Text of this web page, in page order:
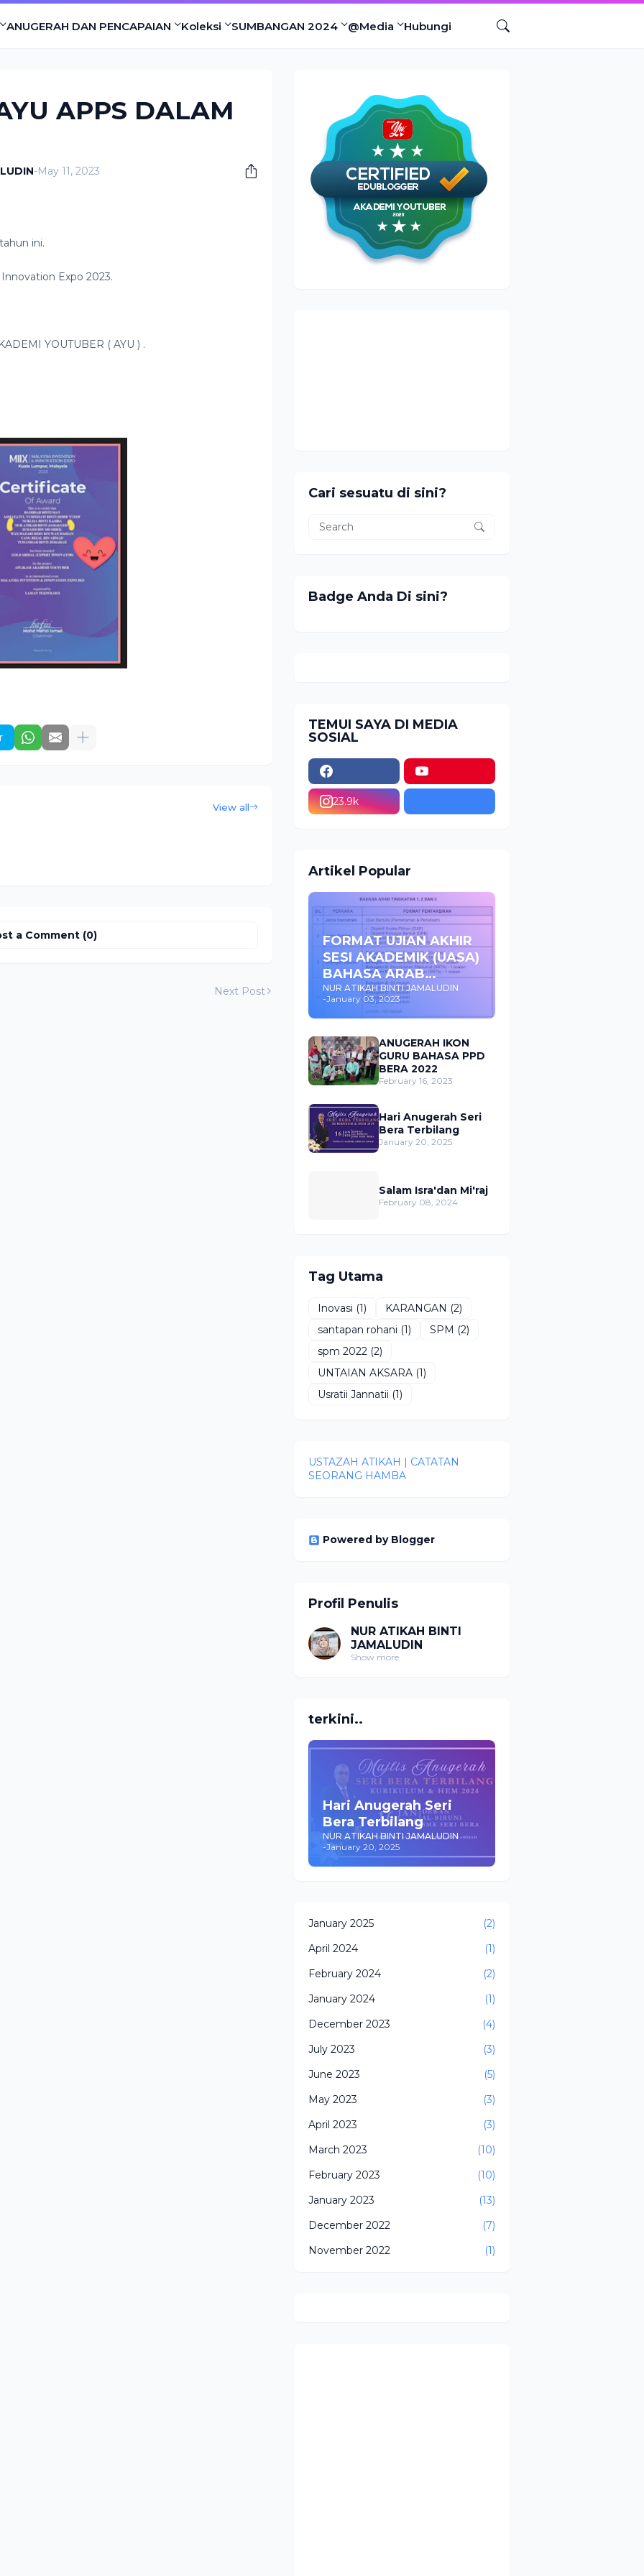
ANUGERAH DAN PENCAPAIAN Koleksi SUMBANGAN 2024 @Media Hubungi
APPS DALAM
-May 11, 2023
ini.
Expo 2023.
YOUTUBER ( AYU ) .
View all
a Comment (0)
Next Post
Cari sesuatu di sini?
Badge Anda Di sini?
TEMUI SAYA DI MEDIA
SOSIAL
23.9k
Artikel Popular
FORMAT UJIAN AKHIR
SESI AKADEMIK (UASA)
BAHASA ARAB
MENENGAH RENDAH
NUR ATIKAH BINTI JAMALUDIN
-January 03, 2023
ANUGERAH IKON
GURU BAHASA PPD
BERA 2022
February 16, 2023
Hari Anugerah Seri
Bera Terbilang
January 20, 2025
Salam Isra'dan Mi'raj
February 08, 2024
Tag Utama
Inovasi (1) KARANGAN (2)
santapan rohani (1) SPM (2)
spm 2022 (2)
UNTAIAN AKSARA (1)
Usratii Jannatii (1)
USTAZAH ATIKAH | CATATAN
SEORANG HAMBA
Powered by Blogger
Profil Penulis
NUR ATIKAH BINTI
JAMALUDIN
Show more
terkini..
Hari Anugerah Seri
Bera Terbilang
NUR ATIKAH BINTI JAMALUDIN
-January 20, 2025
January 2025
(2)
April 2024
(1)
February 2024
(2)
January 2024
(1)
December 2023
(4)
July 2023
(3)
June 2023
(5)
May 2023
(3)
April 2023
(3)
March 2023
(10)
February 2023
(10)
January 2023
(13)
December 2022
(7)
November 2022
(1)